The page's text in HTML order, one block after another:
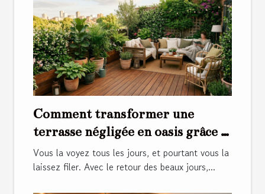
Comment transformer une
terrasse négligée en oasis grâce à
quelques gestes d’entretien
Vous la voyez tous les jours, et pourtant vous la
laissez filer. Avec le retour des beaux jours,...